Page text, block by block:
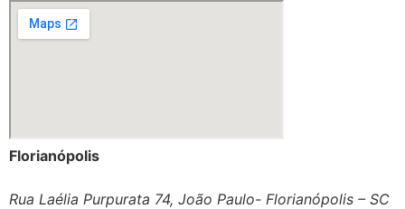
Florianópolis
Rua Laélia Purpurata 74, João Paulo- Florianópolis – SC